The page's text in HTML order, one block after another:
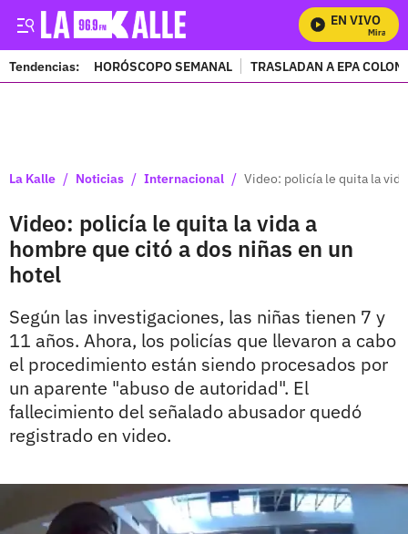
EN VIVO
Mira
Tendencias: HORÓSCOPO SEMANAL TRASLADAN A EPA
La Kalle / Noticias / Internacional / Video: policía le quita la
Video: policía le quita la vida a
hombre que citó a dos niñas en un
hotel
Según las investigaciones, las niñas tienen 7 y
11 años. Ahora, los policías que llevaron a cabo
el procedimiento están siendo procesados por
un aparente "abuso de autoridad". El
fallecimiento del señalado abusador quedó
registrado en video.